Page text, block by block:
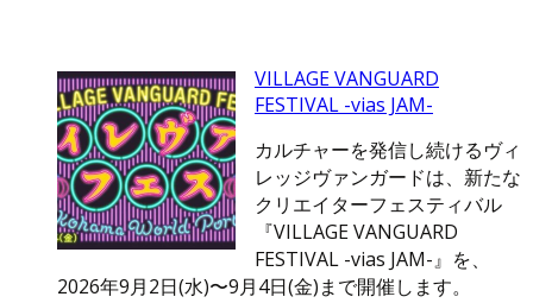
VILLAGE VANGUARD
FESTIVAL -vias JAM-
カルチャーを発信し続けるヴィ
レッジヴァンガードは、新たな
クリエイターフェスティバル
『VILLAGE VANGUARD
FESTIVAL -vias JAM-』を、
2026年9月2日(水)〜9月4日(金)まで開催します。